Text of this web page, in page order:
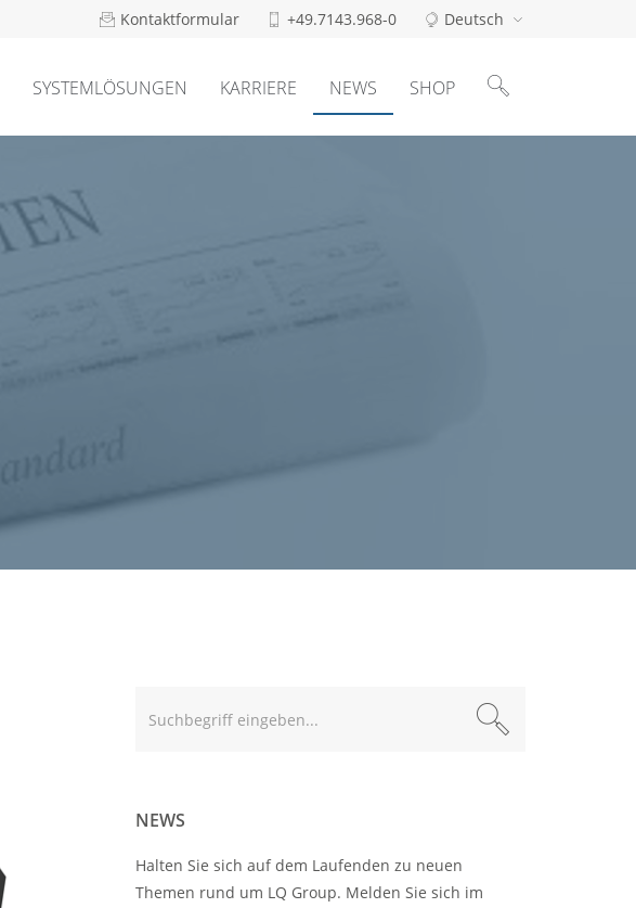
Deutsch
Kontaktformular +49.7143.968-0
SYSTEMLÖSUNGEN KARRIERE NEWS SHOP
NEWS
Halten Sie sich auf dem Laufenden zu neuen
Themen rund um LQ Group. Melden Sie sich im